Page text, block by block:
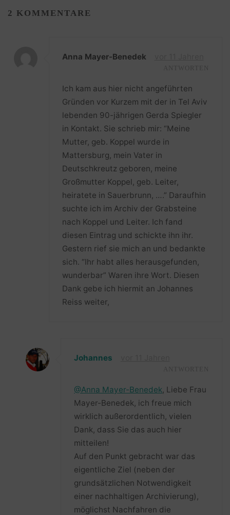
2 KOMMENTARE
Anna Mayer-Benedek
Ich kam aus hier nicht angeführten
Gründen vor Kurzem mit der in Tel Aviv
lebenden 90-jährigen Gerda Spiegler
in Kontakt. Sie schrieb mir: “Meine
Mutter, geb. Koppel wurde in
Mattersburg, mein Vater in
Deutschkreutz geboren, meine
Großmutter Koppel, geb. Leiter,
heiratete in Sauerbrunn, ….” Daraufhin
suchte ich im Archiv der Grabsteine
nach Koppel und Leiter. Ich fand
diesen Eintrag und schickte ihn ihr.
Gestern rief sie mich an und bedankte
sich. “Ihr habt alles herausgefunden,
wunderbar” Waren ihre Wort. Diesen
Dank gebe ich hiermit an Johannes
Reiss weiter,
Johannes
@Anna Mayer-Benedek, Liebe Frau
Mayer-Benedek, ich freue mich
wirklich außerordentlich, vielen
Dank, dass Sie das auch hier
mitteilen!
Auf den Punkt gebracht war das
eigentliche Ziel (neben der
grundsätzlichen Notwendigkeit
einer nachhaltigen Archivierung),
möglichst Nachfahren die